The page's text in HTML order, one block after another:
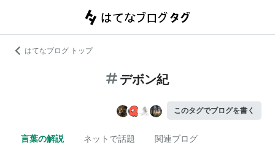
はてなブログ トップ
デボン紀
このタグでブログを書く
言葉の解説 ネットで話題 関連ブログ